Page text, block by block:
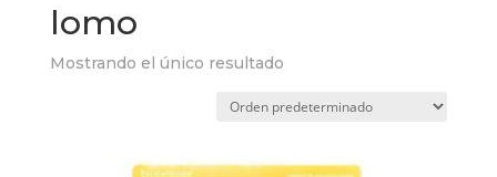
lomo
Mostrando el único resultado